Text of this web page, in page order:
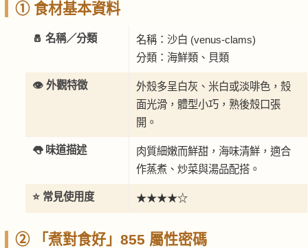
① 食材基本資料
🧂 名稱／分類
名稱：沙白 (venus-clams)
分類：海鮮類、貝類
👁️ 外觀特徵
外殼多呈白灰、米白或淡啡色，殼
面光滑，體型小巧，熟後殼口張
開。
👅 味道描述
肉質細嫩而鮮甜，海味清鮮，適合
作蒸煮、炒菜與湯品配搭。
⭐ 常見使用度 ★★★★☆
② 「煮對食好」855 屬性密碼